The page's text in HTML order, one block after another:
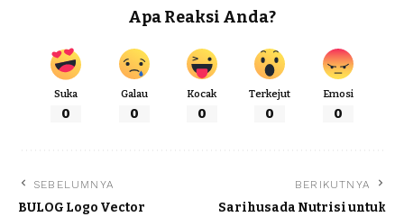
Apa Reaksi Anda?
Suka
0
Galau
0
Kocak
0
Terkejut
0
Emosi
0
SEBELUMNYA
BULOG Logo Vector
BERIKUTNYA
Sarihusada Nutrisi untuk